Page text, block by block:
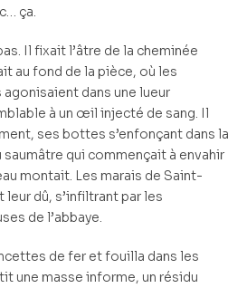
ça.
Il fixait l’âtre de la cheminée
au fond de la pièce, où les
dans une lueur
à un œil injecté de sang. Il
ses bottes s’enfonçant dans la
saumâtre qui commençait à envahir
montait. Les marais de Saint-
dû, s’infiltrant par les
de l’abbaye.
de fer et fouilla dans les
une masse informe, un résidu